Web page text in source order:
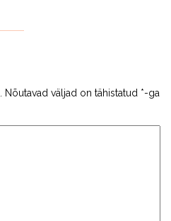
Nõutavad väljad on tähistatud *-ga